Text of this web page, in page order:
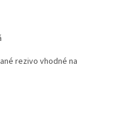
rezivo vhodné na